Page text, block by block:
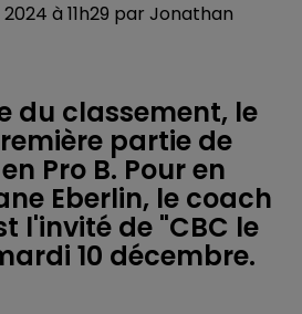
à 11h29 par Jonathan
du classement, le
partie de
Pro B. Pour en
Eberlin, le coach
l'invité de "CBC le
10 décembre.